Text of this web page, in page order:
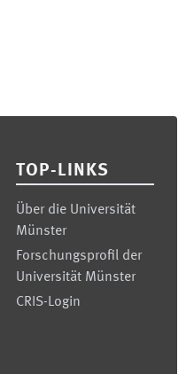
TOP-LINKS
Über die Universität
Münster
Forschungsprofil der
Universität Münster
CRIS-Login